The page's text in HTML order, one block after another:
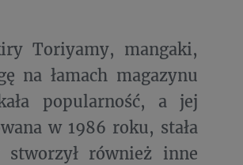
Toriyamy, mangaki,
na łamach magazynu
popularność, a jej
w 1986 roku, stała
również inne